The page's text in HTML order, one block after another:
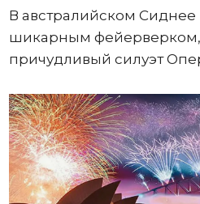
В австралийском Сиднее
шикарным фейерверком,
причудливый силуэт